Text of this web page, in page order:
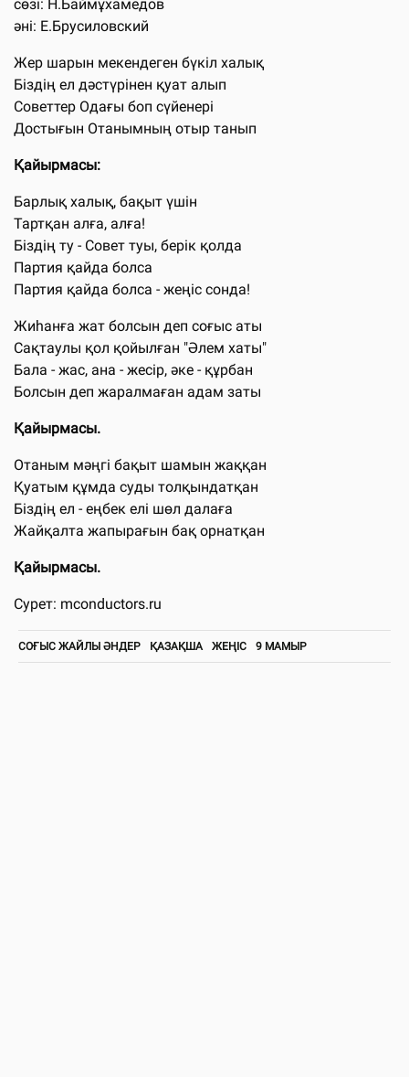
сөзі: Н.Баймұхамедов
әні: Е.Брусиловский
Жер шарын мекендеген бүкіл халық
Біздің ел дәстүрінен қуат алып
Советтер Одағы боп сүйенері
Достығын Отанымның отыр танып
Қайырмасы:
Барлық халық, бақыт үшін
Тартқан алға, алға!
Біздің ту - Совет туы, берік қолда
Партия қайда болса
Партия қайда болса - жеңіс сонда!
Жиһанға жат болсын деп соғыс аты
Сақтаулы қол қойылған "Әлем хаты"
Бала - жас, ана - жесір, әке - құрбан
Болсын деп жаралмаған адам заты
Қайырмасы.
Отаным мәңгі бақыт шамын жаққан
Қуатым құмда суды толқындатқан
Біздің ел - еңбек елі шөл далаға
Жайқалта жапырағын бақ орнатқан
Қайырмасы.
Сурет: mconductors.ru
СОҒЫС ЖАЙЛЫ ӘНДЕР ҚАЗАҚША ЖЕҢІС 9 МАМЫР